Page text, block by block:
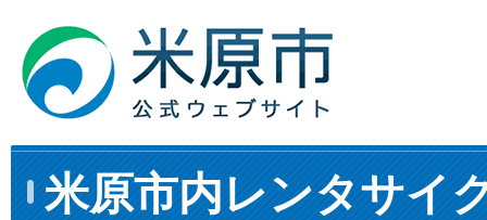
米原市内レンタサイ